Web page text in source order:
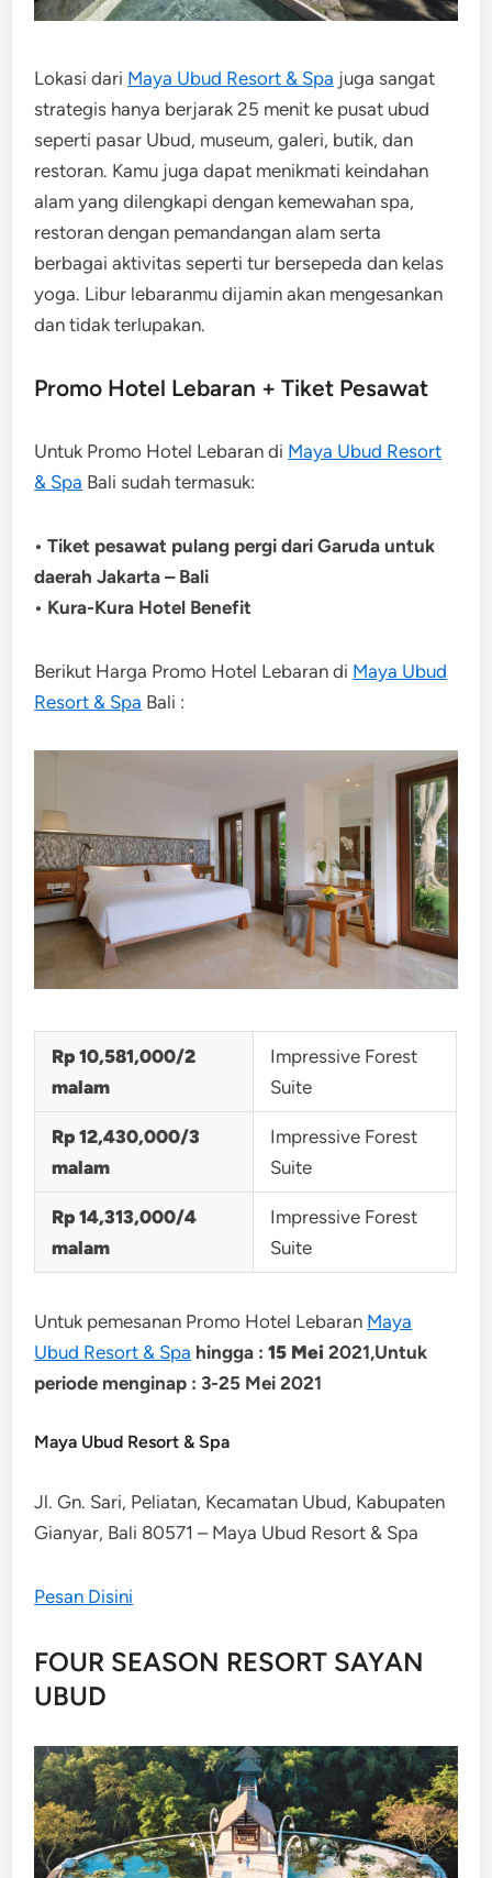
Lokasi dari Maya Ubud Resort & Spa juga sangat
strategis hanya berjarak 25 menit ke pusat ubud
seperti pasar Ubud, museum, galeri, butik, dan
restoran. Kamu juga dapat menikmati keindahan
alam yang dilengkapi dengan kemewahan spa,
restoran dengan pemandangan alam serta
berbagai aktivitas seperti tur bersepeda dan kelas
yoga. Libur lebaranmu dijamin akan mengesankan
dan tidak terlupakan.
Promo Hotel Lebaran + Tiket Pesawat
Untuk Promo Hotel Lebaran di Maya Ubud Resort
& Spa Bali sudah termasuk:
• Tiket pesawat pulang pergi dari Garuda untuk
daerah Jakarta – Bali
• Kura-Kura Hotel Benefit
Berikut Harga Promo Hotel Lebaran di Maya Ubud
Resort & Spa Bali :
Rp 10,581,000/2
malam
Impressive Forest
Suite
Rp 12,430,000/3
malam
Impressive Forest
Suite
Rp 14,313,000/4
malam
Impressive Forest
Suite
Untuk pemesanan Promo Hotel Lebaran Maya
Ubud Resort & Spa hingga :15 Mei 2021,Untuk
periode menginap : 3-25 Mei 2021
Maya Ubud Resort & Spa
Jl. Gn. Sari, Peliatan, Kecamatan Ubud, Kabupaten
Gianyar, Bali 80571 – Maya Ubud Resort & Spa
Pesan Disini
FOUR SEASON RESORT SAYAN
UBUD